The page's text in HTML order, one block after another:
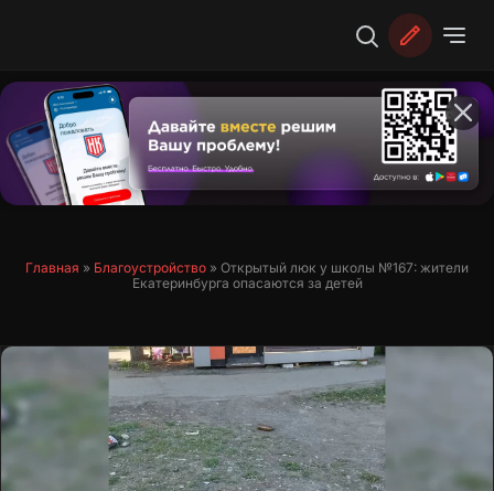
Главная » Благоустройство » Открытый люк у школы №167: жители
Екатеринбурга опасаются за детей